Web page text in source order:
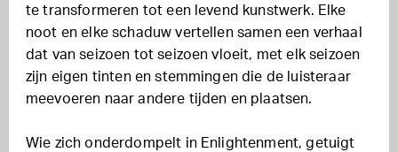
te transformeren tot een levend kunstwerk. Elke
noot en elke schaduw vertellen samen een verhaal
dat van seizoen tot seizoen vloeit, met elk seizoen
zijn eigen tinten en stemmingen die de luisteraar
meevoeren naar andere tijden en plaatsen.
Wie zich onderdompelt in Enlightenment, getuigt